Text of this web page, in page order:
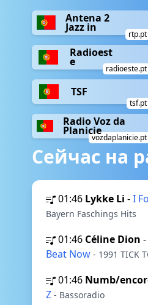
Antena 2
Jazz in
rtp.pt
Radioest
e
radioeste.pt
TSF
tsf.pt
Radio Voz da
Planicie
vozdaplanicie.pt
Сейчас на
01:46 Lykke Li -I
Bayern Faschings Hits
01:46 Céline Dion -
Beat Now - 1991 TICK
01:46 Numb/
Z - Bassoradio